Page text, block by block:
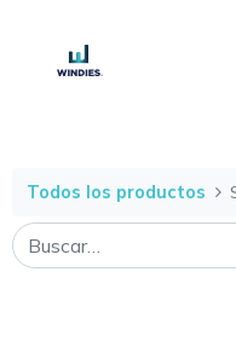
Todos los productos